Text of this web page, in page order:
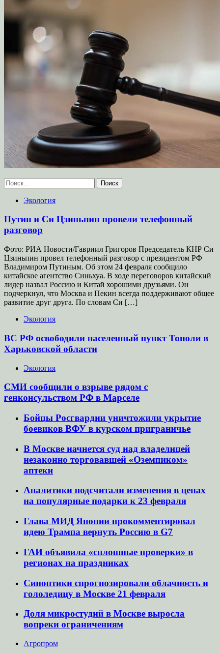
Найти:
Экология
Путин и Си Цзиньпин провели телефонный
разговор
Фото: РИА Новости/Гавриил Григоров Председатель КНР Си
Цзиньпин провел телефонный разговор с президентом РФ
Владимиром Путиным. Об этом 24 февраля сообщило
китайское агентство Синьхуа. В ходе переговоров китайский
лидер назвал Россию и Китай хорошими друзьями. Он
подчеркнул, что Москва и Пекин всегда поддерживают общее
развитие друг друга. По словам Си […]
Экология
ВС РФ освободили населенный пункт Тополи в
Харьковской области
Экология
СМИ сообщили о взрыве рядом с
генконсульством РФ в Марселе
Бойцы Росгвардии уничтожили укрытие
боевиков ВФУ в курском приграничье
В Москве начнется суд над владелицей
незаконно торговавшей «Оземпиком»
аптеки
Аналитики подсчитали изменения в ценах
на популярные подарки к 23 февраля
Глава МИД Японии прокомментировал
идею Трампа вернуть Россию в G7
ГАИ объявила «сплошные проверки» в
регионах на праздниках
Синоптики спрогнозировали облачность и
гололедицу в Москве 21 февраля
Доля микростудий в Москве выросла
вопреки ограничениям
Агропром